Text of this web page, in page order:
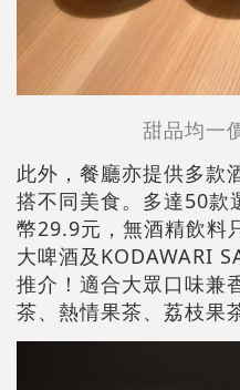
甜品均一
此外，餐廳亦提供多款
搭不同美食。多達50款
幣29.9元，無酒精飲料
大啤酒及KODAWARI
推介！適合大眾口味兼
茶、熱情果茶、荔枝果